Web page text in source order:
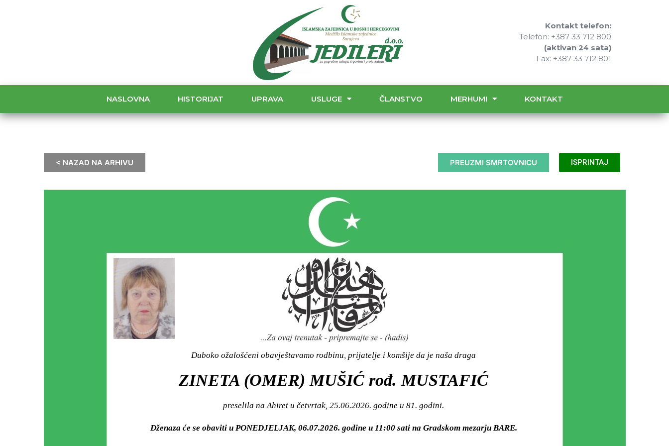
Kontakt telefon:
Telefon: +387 33 712 800
(aktivan 24 sata)
Fax: +387 33 712 801
NASLOVNA HISTORIJAT UPRAVA USLUGE ČLANSTVO MERHUMI KONTAKT
< NAZAD NA ARHIVU PREUZMI SMRTOVNICU ISPRINTAJ
Duboko ožalošćeni obavještavamo rodbinu, prijatelje i komšije da je naša draga
ZINETA (OMER) MUŠIĆ rođ. MUSTAFIĆ
preselila na Ahiret u četvrtak, 25.06.2026. godine u 81. godini.
Dženaza će se obaviti u PONEDJELJAK, 06.07.2026. godine u 11:00 sati na Gradskom mezarju BARE.